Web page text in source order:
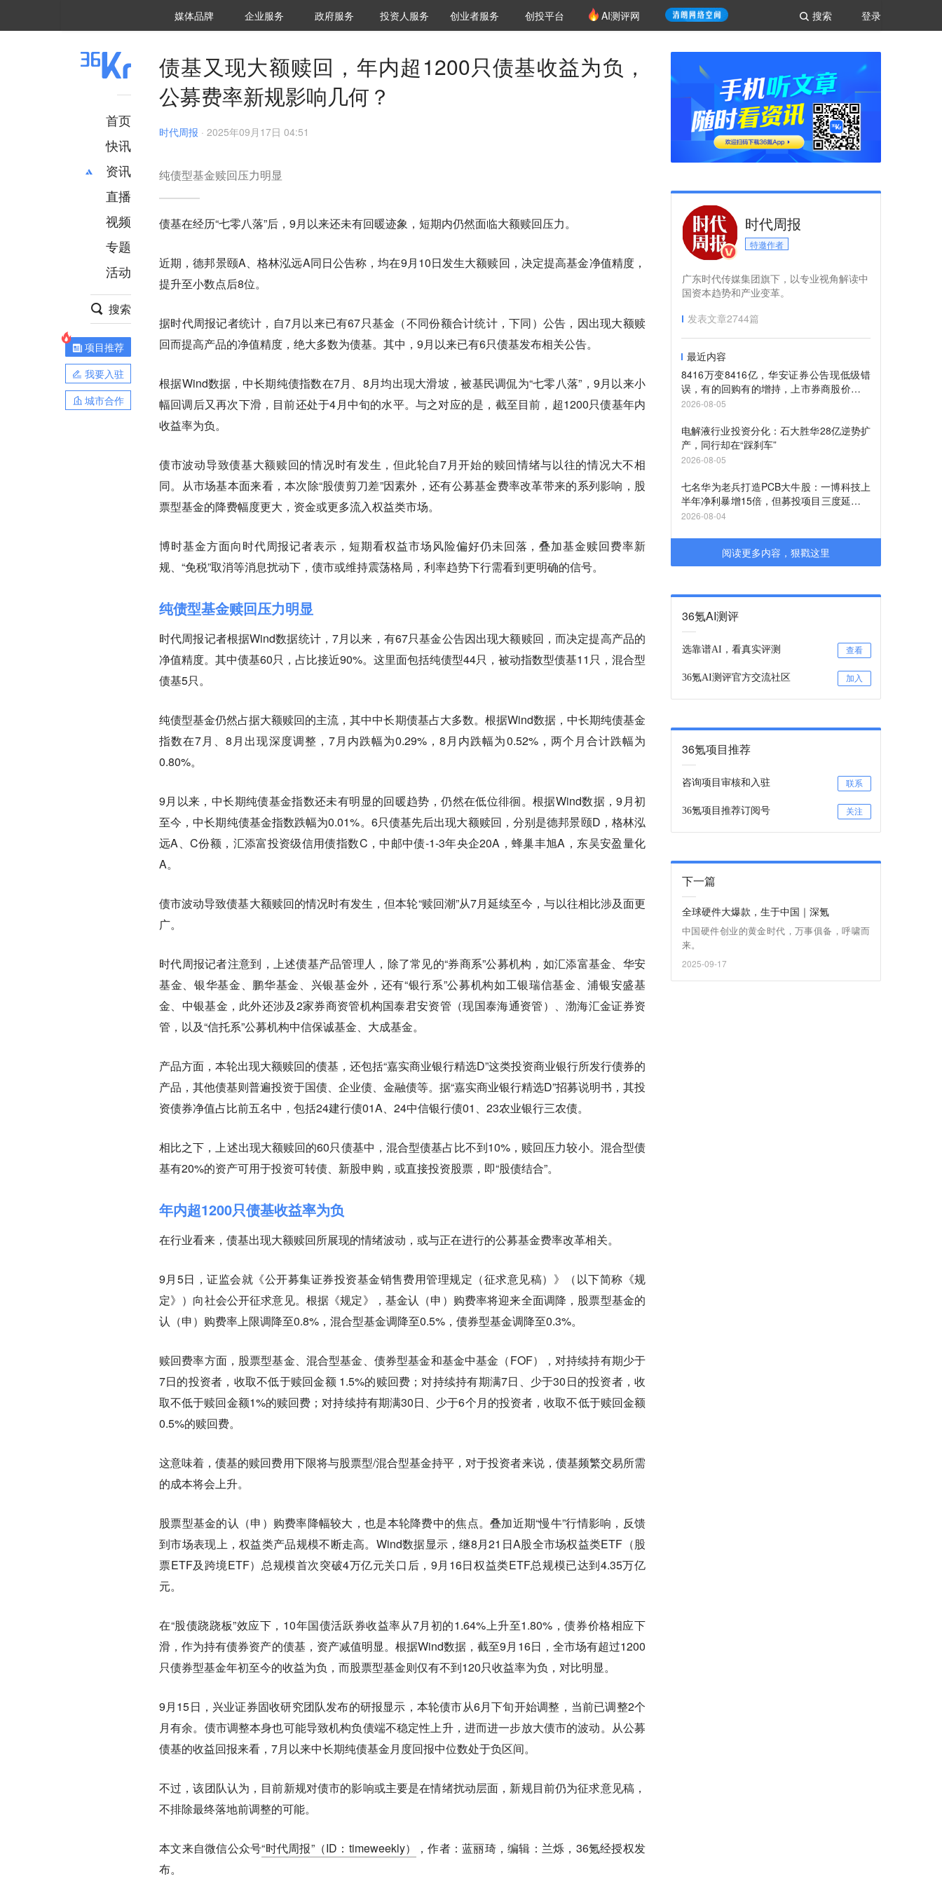
登录
搜索
媒体品牌 36Kr研究院
企业服务 城市之窗
政府服务 VClub投资机构库
投资机构职位推介
投资人服务 创投氪堂
创业者服务 创投平台 AI测评网
首页
快讯
资讯
推荐
财经
项目推荐
安徽
直播
视频
专题
活动
搜索
项目推荐
我要入驻
城市合作
债基又现大额赎回，年内超1200只债基收益为负，
公募费率新规影响几何？
时代周报 · 2025年09月17日 04:51
纯债型基金赎回压力明显
债基在经历“七零八落”后，9月以来还未有回暖迹象，短期内仍然面临大额赎回压力。
近期，德邦景颐A、格林泓远A同日公告称，均在9月10日发生大额赎回，决定提高基金净值精度，
提升至小数点后8位。
据时代周报记者统计，自7月以来已有67只基金（不同份额合计统计，下同）公告，因出现大额赎
回而提高产品的净值精度，绝大多数为债基。其中，9月以来已有6只债基发布相关公告。
根据Wind数据，中长期纯债指数在7月、8月均出现大滑坡，被基民调侃为“七零八落”，9月以来小
幅回调后又再次下滑，目前还处于4月中旬的水平。与之对应的是，截至目前，超1200只债基年内
收益率为负。
债市波动导致债基大额赎回的情况时有发生，但此轮自7月开始的赎回情绪与以往的情况大不相
同。从市场基本面来看，本次除“股债剪刀差”因素外，还有公募基金费率改革带来的系列影响，股
票型基金的降费幅度更大，资金或更多流入权益类市场。
博时基金方面向时代周报记者表示，短期看权益市场风险偏好仍未回落，叠加基金赎回费率新
规、“免税”取消等消息扰动下，债市或维持震荡格局，利率趋势下行需看到更明确的信号。
纯债型基金赎回压力明显
时代周报记者根据Wind数据统计，7月以来，有67只基金公告因出现大额赎回，而决定提高产品的
净值精度。其中债基60只，占比接近90%。这里面包括纯债型44只，被动指数型债基11只，混合型
债基5只。
纯债型基金仍然占据大额赎回的主流，其中中长期债基占大多数。根据Wind数据，中长期纯债基金
指数在7月、8月出现深度调整，7月内跌幅为0.29%，8月内跌幅为0.52%，两个月合计跌幅为
0.80%。
9月以来，中长期纯债基金指数还未有明显的回暖趋势，仍然在低位徘徊。根据Wind数据，9月初
至今，中长期纯债基金指数跌幅为0.01%。6只债基先后出现大额赎回，分别是德邦景颐D，格林泓
远A、C份额，汇添富投资级信用债指数C，中邮中债-1-3年央企20A，蜂巢丰旭A，东吴安盈量化
A。
债市波动导致债基大额赎回的情况时有发生，但本轮“赎回潮”从7月延续至今，与以往相比涉及面更
广。
时代周报记者注意到，上述债基产品管理人，除了常见的“券商系”公募机构，如汇添富基金、华安
基金、银华基金、鹏华基金、兴银基金外，还有“银行系”公募机构如工银瑞信基金、浦银安盛基
金、中银基金，此外还涉及2家券商资管机构国泰君安资管（现国泰海通资管）、渤海汇金证券资
管，以及“信托系”公募机构中信保诚基金、大成基金。
产品方面，本轮出现大额赎回的债基，还包括“嘉实商业银行精选D”这类投资商业银行所发行债券的
产品，其他债基则普遍投资于国债、企业债、金融债等。据“嘉实商业银行精选D”招募说明书，其投
资债券净值占比前五名中，包括24建行债01A、24中信银行债01、23农业银行三农债。
相比之下，上述出现大额赎回的60只债基中，混合型债基占比不到10%，赎回压力较小。混合型债
基有20%的资产可用于投资可转债、新股申购，或直接投资股票，即“股债结合”。
年内超1200只债基收益率为负
在行业看来，债基出现大额赎回所展现的情绪波动，或与正在进行的公募基金费率改革相关。
9月5日，证监会就《公开募集证券投资基金销售费用管理规定（征求意见稿）》（以下简称《规
定》）向社会公开征求意见。根据《规定》，基金认（申）购费率将迎来全面调降，股票型基金的
认（申）购费率上限调降至0.8%，混合型基金调降至0.5%，债券型基金调降至0.3%。
赎回费率方面，股票型基金、混合型基金、债券型基金和基金中基金（FOF），对持续持有期少于
7日的投资者，收取不低于赎回金额 1.5%的赎回费；对持续持有期满7日、少于30日的投资者，收
取不低于赎回金额1%的赎回费；对持续持有期满30日、少于6个月的投资者，收取不低于赎回金额
0.5%的赎回费。
这意味着，债基的赎回费用下限将与股票型/混合型基金持平，对于投资者来说，债基频繁交易所需
的成本将会上升。
股票型基金的认（申）购费率降幅较大，也是本轮降费中的焦点。叠加近期“慢牛”行情影响，反馈
到市场表现上，权益类产品规模不断走高。Wind数据显示，继8月21日A股全市场权益类ETF（股
票ETF及跨境ETF）总规模首次突破4万亿元关口后，9月16日权益类ETF总规模已达到4.35万亿
元。
在“股债跷跷板”效应下，10年国债活跃券收益率从7月初的1.64%上升至1.80%，债券价格相应下
滑，作为持有债券资产的债基，资产减值明显。根据Wind数据，截至9月16日，全市场有超过1200
只债券型基金年初至今的收益为负，而股票型基金则仅有不到120只收益率为负，对比明显。
9月15日，兴业证券固收研究团队发布的研报显示，本轮债市从6月下旬开始调整，当前已调整2个
月有余。债市调整本身也可能导致机构负债端不稳定性上升，进而进一步放大债市的波动。从公募
债基的收益回报来看，7月以来中长期纯债基金月度回报中位数处于负区间。
不过，该团队认为，目前新规对债市的影响或主要是在情绪扰动层面，新规目前仍为征求意见稿，
不排除最终落地前调整的可能。
本文来自微信公众号“时代周报”（ID：timeweekly）
，作者：蓝丽琦，编辑：兰烁，36氪经授权发
布。
时代周报
特邀作者
广东时代传媒集团旗下，以专业视角解读中
国资本趋势和产业变革。
发表文章2744篇
最近内容
8416万变8416亿，华安证券公告现低级错
误，有的回购有的增持，上市券商股价待重
估
2026-08-05
电解液行业投资分化：石大胜华28亿逆势扩
产，同行却在“踩刹车”
2026-08-05
七名华为老兵打造PCB大牛股：一博科技上
半年净利暴增15倍，但募投项目三度延期，
进度不足六成
2026-08-04
阅读更多内容，狠戳这里
36氪AI测评
选靠谱AI，看真实评测 查看
36氪AI测评官方交流社区 加入
36氪项目推荐
咨询项目审核和入驻 联系
36氪项目推荐订阅号 关注
下一篇
全球硬件大爆款，生于中国｜深氪
中国硬件创业的黄金时代，万事俱备，呼啸而
来。
2025-09-17